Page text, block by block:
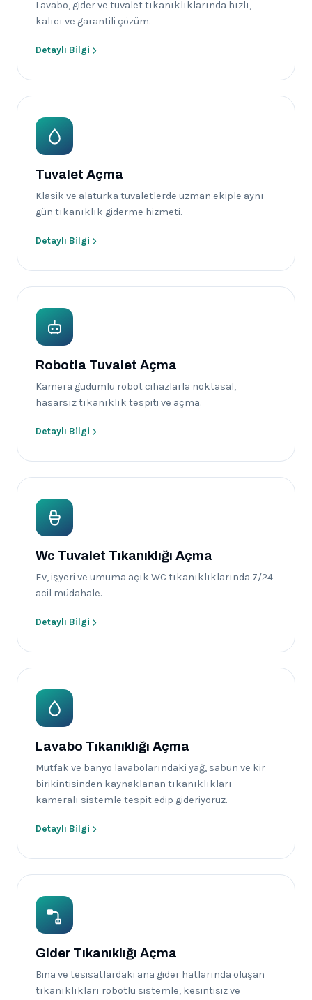
Lavabo, gider ve tuvalet tıkanıklıklarında hızlı,
kalıcı ve garantili çözüm.
Detaylı Bilgi
Tuvalet Açma
Klasik ve alaturka tuvaletlerde uzman ekiple aynı
gün tıkanıklık giderme hizmeti.
Detaylı Bilgi
Robotla Tuvalet Açma
Kamera güdümlü robot cihazlarla noktasal,
hasarsız tıkanıklık tespiti ve açma.
Detaylı Bilgi
Wc Tuvalet Tıkanıklığı Açma
Ev, işyeri ve umuma açık WC tıkanıklıklarında 7/24
acil müdahale.
Detaylı Bilgi
Lavabo Tıkanıklığı Açma
Mutfak ve banyo lavabolarındaki yağ, sabun ve kir
birikintisinden kaynaklanan tıkanıklıkları
kameralı sistemle tespit edip gideriyoruz.
Detaylı Bilgi
Gider Tıkanıklığı Açma
Bina ve tesisatlardaki ana gider hatlarında oluşan
tıkanıklıkları robotlu sistemle, kesintisiz ve